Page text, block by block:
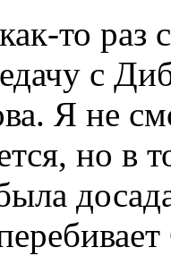
то раз
с
Я не
но в